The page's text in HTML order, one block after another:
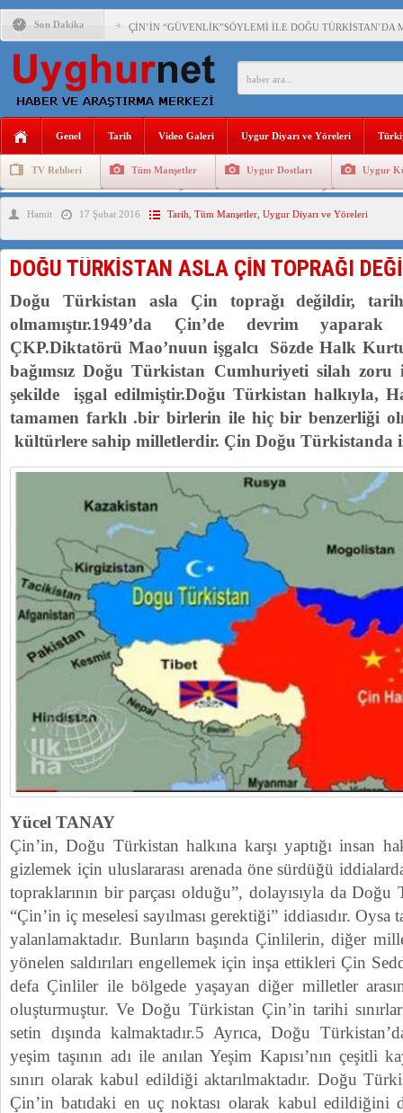
Son Dakika ÇİN’İN “GÜVENLİK”SÖYLEMİ İLE DOĞU TÜRKİSTAN’DA
PAKİSTAN,AFGANİSTAN’DA YAŞAYAN UYGURLARA
ANAHTAR PARTİ GENEL BAŞKANI AĞIRALİOĞLU :
ÇİN’İN DOĞU TÜRKİSTAN’DAKİ UYGULAMALARI
150 YILDIR KAYNAYAN YARAMIZ : ÇİN İŞGALİNDEKİ
ÇİN’İN UYGUR POLİTİKALARINI ÖVEN DİYANET
MHP’DEN URUMÇİ KATLİAMI MESAJİ : 05.07.2009
ÇİN’İN ANKARA BÜYÜKELÇİSİ JİANG’İN TRABZON
Genel Tarih Video Galeri Uygur Diyarı ve Yöreleri
TV Rehberi Tüm Manşetler Uygur Dostları Uygur
Uygurlarda Düğün ve Cenaze
Hamit 17 Şubat 2016 Tarih Tüm Manşetler Uygur Diyarı ve Yöreleri
DOĞU TÜRKİSTAN ASLA ÇİN TOPRAĞI
Doğu Türkistan asla Çin toprağı değildir,
olmamıştır.1949’da Çin’de devrim
ÇKP.Diktatörü Mao’nuun işgalcı Sözde Halk
bağımsız Doğu Türkistan Cumhuriyeti silah
şekilde işgal edilmiştir.Doğu Türkistan halkıyla,
tamamen farklı .bir birlerin ile hiç bir benzerliği
kültürlere sahip milletlerdir. Çin Doğu Türkistanda
Yücel TANAY
Çin’in, Doğu Türkistan halkına karşı yaptığı insan
gizlemek için uluslararası arenada öne sürdüğü
topraklarının bir parçası olduğu”, dolayısıyla da Doğu
“Çin’in iç meselesi sayılması gerektiği” iddiasıdır.
yalanlamaktadır. Bunların başında Çinlilerin, diğer
yönelen saldırıları engellemek için inşa ettikleri Çin
defa Çinliler ile bölgede yaşayan diğer milletler
oluşturmuştur. Ve Doğu Türkistan Çin’in tarihi
setin dışında kalmaktadır.5 Ayrıca, Doğu
yeşim taşının adı ile anılan Yeşim Kapısı’nın çeşitli
sınırı olarak kabul edildiği aktarılmaktadır. Doğu
Çin’in batıdaki en uç noktası olarak kabul edildiğini